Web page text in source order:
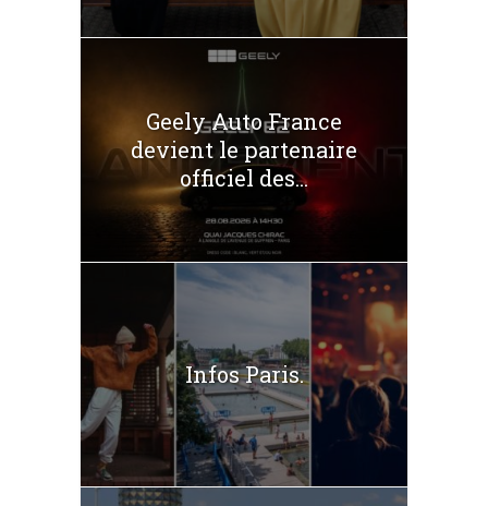
Geely Auto France
devient le partenaire
officiel des...
Infos Paris.